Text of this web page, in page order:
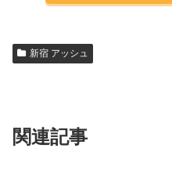
新宿 アッシュ
関連記事